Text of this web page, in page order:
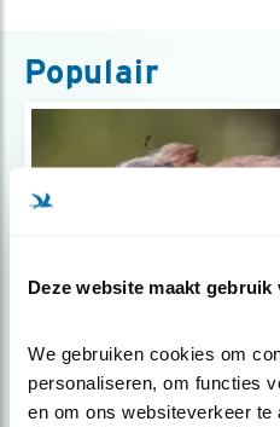
Deze website maakt gebruik
We gebruiken cookies om
personaliseren, om functies
en om ons websiteverkeer
Populair